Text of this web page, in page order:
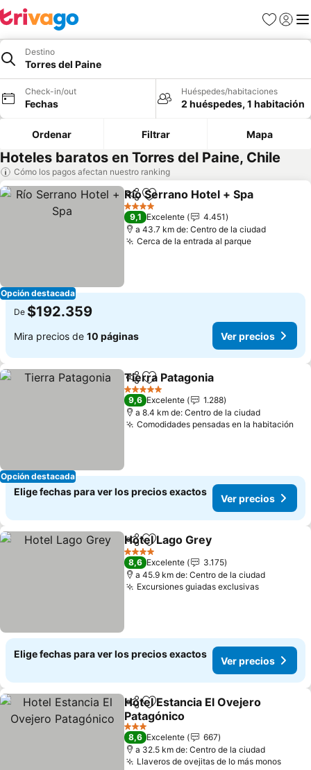
Favoritos
Iniciar
Destino
Torres del Paine
Check-in/out
Fechas
Huéspedes/habitaciones
2 huéspedes, 1 habitación
Ordenar Filtrar Mapa
Hoteles baratos en Torres del Paine, Chile
Cómo los pagos afectan nuestro ranking
Opción destacada
CompartirAgregar a favoritos
Río Serrano Hotel + Spa
4 Estrellas
9,1 Excelente
4.451
a 43.7 km de: Centro de la ciudad
Cerca de la entrada al parque
De $192.359
Mira precios de 10 páginas Ver precios
Opción destacada
Compartir
Agregar a favoritos
Tierra Patagonia
5 Estrellas
9,6 Excelente
1.288
a 8.4 km de: Centro de la ciudad
Comodidades pensadas en la habitación
Elige fechas para ver los precios exactos
Ver precios
CompartirAgregar a favoritos
Hotel Lago Grey
4 Estrellas
8,6 Excelente
3.175
a 45.9 km de: Centro de la ciudad
Excursiones guiadas exclusivas
Elige fechas para ver los precios exactos
Ver precios
CompartirAgregar a favoritos
Hotel Estancia El Ovejero
Patagónico
3 Estrellas
8,6 Excelente
667
a 32.5 km de: Centro de la ciudad
Llaveros de ovejitas de lo más monos